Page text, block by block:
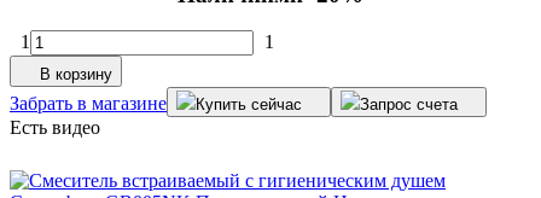
1 1
В корзину
Забрать в магазине Купить сейчас Запрос счета
Есть видео